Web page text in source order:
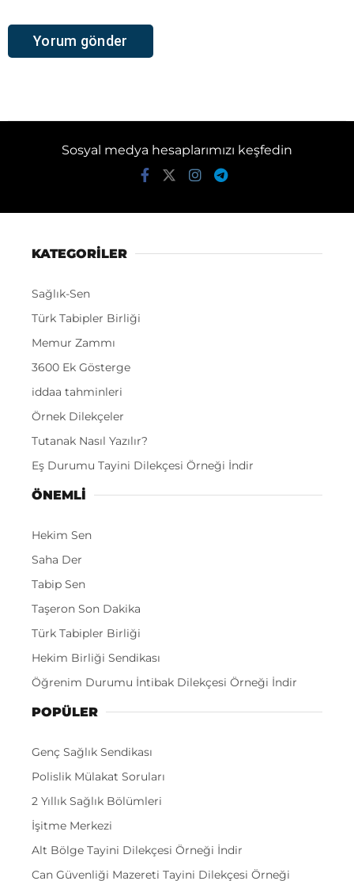
Sosyal medya hesaplarımızı keşfedin
KATEGORİLER
Sağlık-Sen
Türk Tabipler Birliği
Memur Zammı
3600 Ek Gösterge
iddaa tahminleri
Örnek Dilekçeler
Tutanak Nasıl Yazılır?
Eş Durumu Tayini Dilekçesi Örneği İndir
ÖNEMLI
Hekim Sen
Saha Der
Tabip Sen
Taşeron Son Dakika
Türk Tabipler Birliği
Hekim Birliği Sendikası
Öğrenim Durumu İntibak Dilekçesi Örneği İndir
POPÜLER
Genç Sağlık Sendikası
Polislik Mülakat Soruları
2 Yıllık Sağlık Bölümleri
İşitme Merkezi
Alt Bölge Tayini Dilekçesi Örneği İndir
Can Güvenliği Mazereti Tayini Dilekçesi Örneği